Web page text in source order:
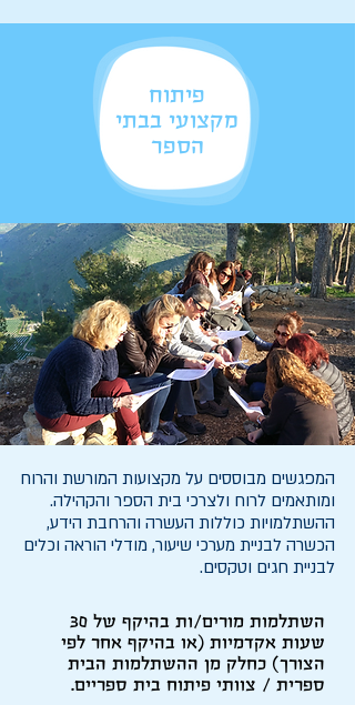
פיתוח
מקצועי בבתי
הספר
המפגשים מבוססים על מקצועות המורשת והרוח
ומותאמים לרוח ולצרכי בית הספר והקהילה.
ההשתלמויות כוללות העשרה והרחבת הידע,
הכשרה לבניית מערכי שיעור, מודלי הוראה וכלים
לבניית חגים וטקסים.
השתלמות מורים/ות בהיקף של 30
שעות אקדמיות (או בהיקף אחר לפי
הצורך) כחלק מן ההשתלמות הבית
ספרית / צוותי פיתוח בית ספריים.